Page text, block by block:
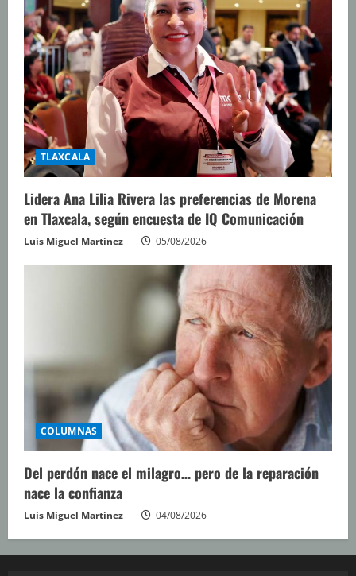
TLAXCALA
Lidera Ana Lilia Rivera las preferencias de Morena
en Tlaxcala, según encuesta de IQ Comunicación
Luis Miguel Martínez 05/08/2026
COLUMNAS
Del perdón nace el milagro… pero de la reparación
nace la confianza
Luis Miguel Martínez 04/08/2026